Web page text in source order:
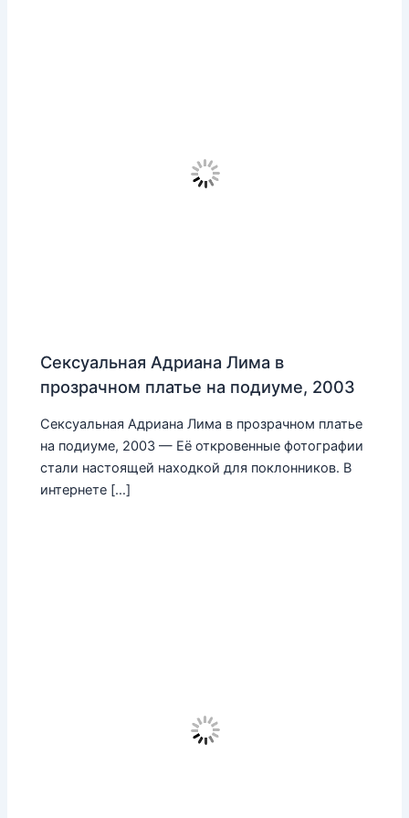
Сексуальная Адриана Лима в
прозрачном платье на подиуме, 2003
Сексуальная Адриана Лима в прозрачном платье
на подиуме, 2003 — Её откровенные фотографии
стали настоящей находкой для поклонников. В
интернете […]